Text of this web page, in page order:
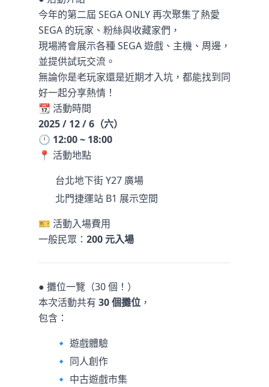
今年的第二屆 SEGA ONLY 再次聚集了熱愛
SEGA 的玩家、粉絲與收藏家們，
現場將會展示各種 SEGA 遊戲、主機、周邊，
並提供試玩交流。
無論你是老玩家還是近期才入坑，都能找到同
好一起分享熱情！
📆 活動時間
2025 / 12 / 6（六）
🕛 12:00 ~ 18:00
📍 活動地點
台北地下街 Y27 廣場
北門捷運站 B1 展示空間
🎫 活動入場費用
一般民眾： 200 元入場
● 攤位一覽（30 個！）
本次活動共有 30 個攤位 ，
包含：
🔹 遊戲體驗
🔹 同人創作
🔹 中古遊戲市集